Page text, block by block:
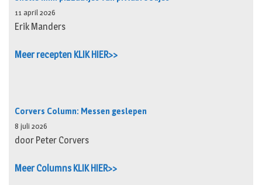
11 april 2026
Erik Manders
Meer recepten KLIK HIER>>
Corvers Column: Messen geslepen
8 juli 2026
door Peter Corvers
Meer Columns KLIK HIER>>